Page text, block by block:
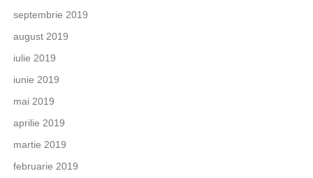
septembrie 2019
august 2019
iulie 2019
iunie 2019
mai 2019
aprilie 2019
martie 2019
februarie 2019